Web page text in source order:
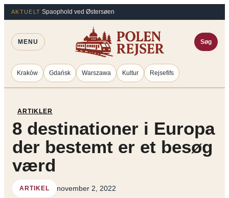
Spring
til
indhold
AKTUELT Spaophold ved Østersøen
MENU Søg
Kraków Gdańsk Warszawa Kultur Rejsefifs
ARTIKLER
8 destinationer i Europa
der bestemt er et besøg
værd
ARTIKEL november 2, 2022